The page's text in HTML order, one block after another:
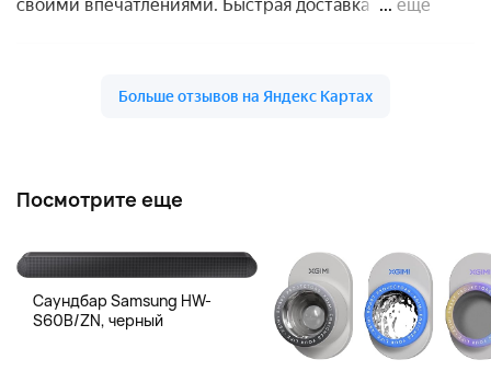
Посмотрите еще
Саундбар Samsung HW-
S60B/ZN, черный